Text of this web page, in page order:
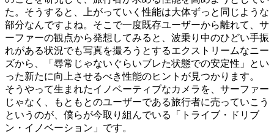
た。そうすると、上がっていく性能は大体ずっと同じような
部分なんですよね。そこで一度既存ユーザーから離れて、サ
ーファーの観点から発想してみると、波乗り中のひどい手振
れがある状況でも写真を撮ろうとするエクストリームなニー
ズから、「尋常じゃないぐらいブレた状態での安定性」とい
った新たに向上させるべき性能のヒントが見つかります。
そうやって生まれたイノベーティブなカメラを、サーファー
じゃなく、もともとのユーザーである旅行者に売っていこう
というのが、僕らが今取り組んでいる「トライブ・ドリブ
ン・イノベーション」です。